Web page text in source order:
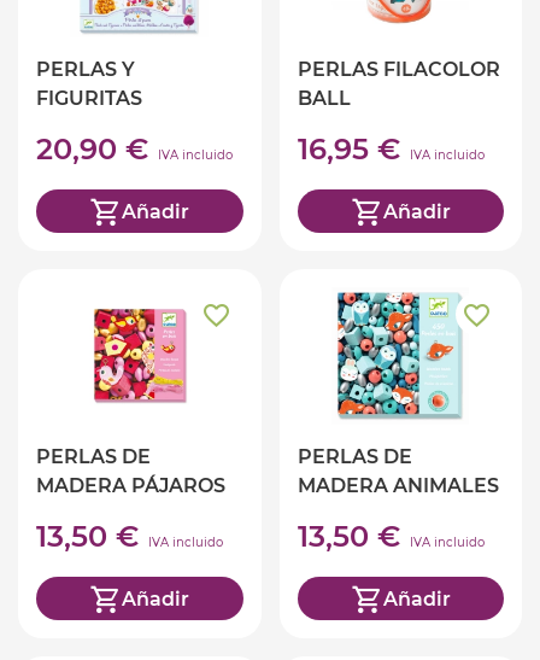
PERLAS Y
FIGURITAS
20,90 € IVA incluido
Añadir
PERLAS FILACOLOR
BALL
16,95 € IVA incluido
Añadir
PERLAS DE
MADERA PÁJAROS
13,50 € IVA incluido
Añadir
PERLAS DE
MADERA ANIMALES
13,50 € IVA incluido
Añadir